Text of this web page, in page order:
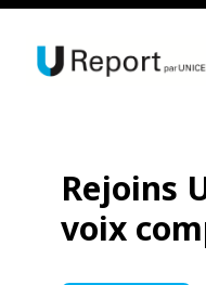
Rejoins
voix